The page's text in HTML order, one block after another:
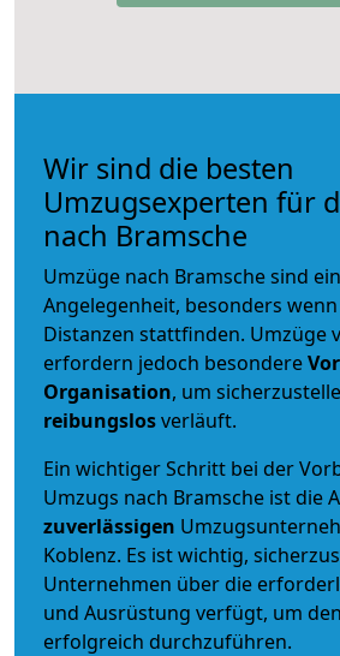
Wir sind die besten
Umzugsexperten für
nach Bramsche
Umzüge nach Bramsche sind
Angelegenheit, besonders
Distanzen stattfinden. Umzüge
erfordern jedoch besondere
Organisation, um
reibungslosverläuft.
Ein wichtiger Schritt bei der
Umzugs nach Bramsche ist die
zuverlässigen
Koblenz. Es ist wichtig,
Unternehmen über die
und Ausrüstung verfügt, um
erfolgreich durchzuführen.